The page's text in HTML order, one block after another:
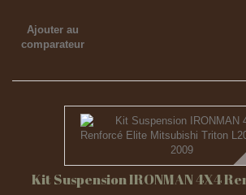
Ajouter au
comparateur
Kit Suspension IRONMAN 4X4